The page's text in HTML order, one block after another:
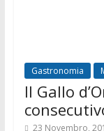
Gastronomia
Il Gallo
23 Novembro,